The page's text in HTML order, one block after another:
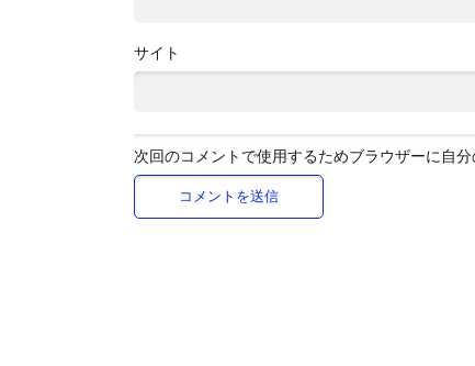
サイト
次回のコメントで使用するためブラウザーに自